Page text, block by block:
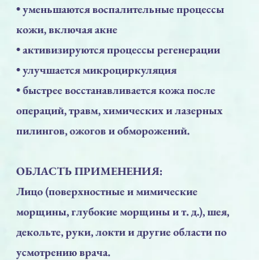
• уменьшаются воспалительные процессы
кожи, включая акне
• активизируются процессы регенерации
• улучшается микроциркуляция
• быстрее восстанавливается кожа после
операций, травм, химических и лазерных
пилингов, ожогов и обморожений.
ОБЛАСТЬ ПРИМЕНЕНИЯ:
Лицо (поверхностные и мимические
морщины, глубокие морщины и т. д.), шея,
декольте, руки, локти и другие области по
усмотрению врача.